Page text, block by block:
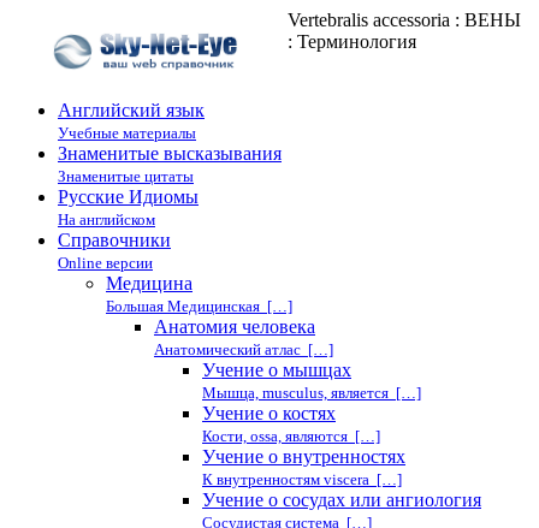
Vertebralis accessoria : ВЕНЫ
: Терминология
Английский язык
Учебные материалы
Знаменитые высказывания
Знаменитые цитаты
Русские Идиомы
На английском
Справочники
Online версии
Медицина
Большая Медицинская […]
Анатомия человека
Анатомический атлас […]
Учение о мышцах
Мышца, musculus, является […]
Учение о костях
Кости, ossa, являются […]
Учение о внутренностях
К внутренностям viscera […]
Учение о сосудах или ангиология
Сосудистая система […]